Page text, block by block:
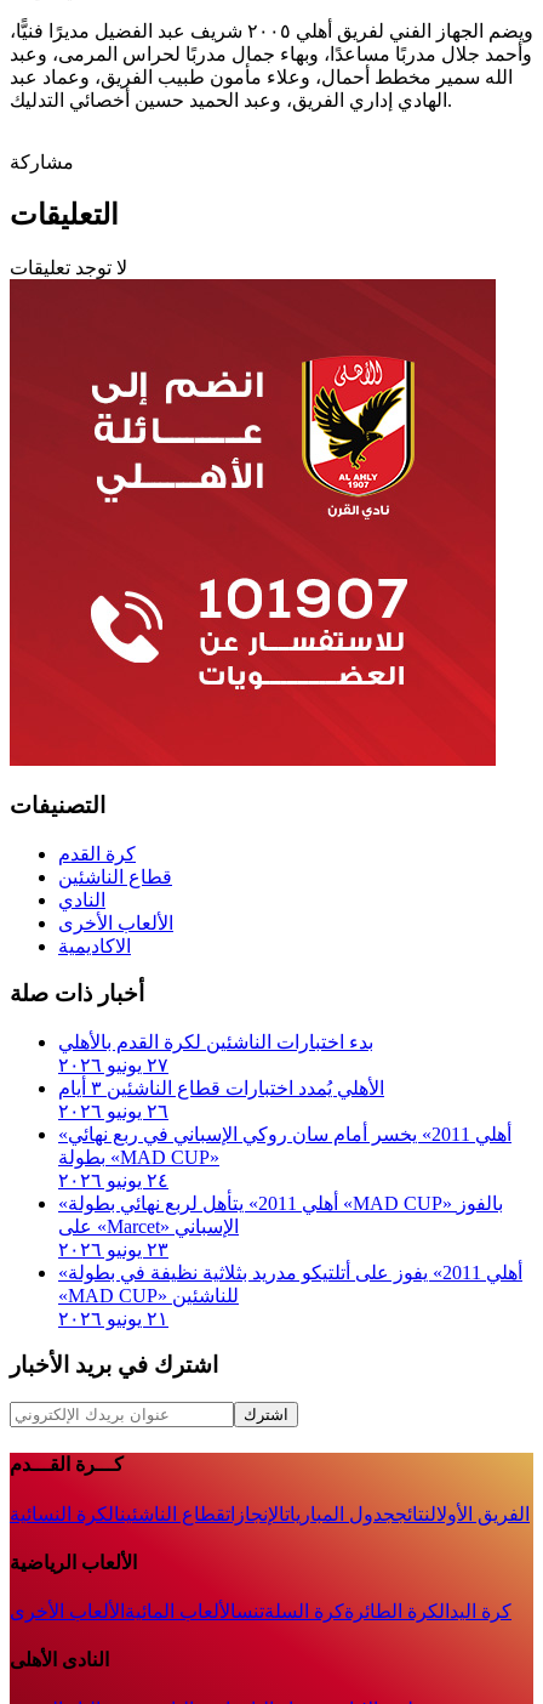
ويضم الجهاز الفني لفريق أهلي ٢٠٠٥ شريف عبد الفضيل مديرًا فنيًّا،
وأحمد جلال مدربًا مساعدًا، وبهاء جمال مدربًا لحراس المرمى، وعبد
الله سمير مخطط أحمال، وعلاء مأمون طبيب الفريق، وعماد عبد
الهادي إداري الفريق، وعبد الحميد حسين أخصائي التدليك.
مشاركة
التعليقات
لا توجد تعليقات
التصنيفات
كرة القدم
قطاع الناشئين
النادي
الألعاب الأخرى
الاكاديمية
أخبار ذات صلة
بدء اختبارات الناشئين لكرة القدم بالأهلي
٢٧ يونيو ٢٠٢٦
الأهلي يُمدد اختبارات قطاع الناشئين ٣ أيام
٢٦ يونيو ٢٠٢٦
«أهلي 2011» يخسر أمام سان روكي الإسباني في ربع نهائي
بطولة «MAD CUP»
٢٤ يونيو ٢٠٢٦
«أهلي 2011» يتأهل لربع نهائي بطولة «MAD CUP» بالفوز
على «Marcet» الإسباني
٢٣ يونيو ٢٠٢٦
«أهلي 2011» يفوز على أتلتيكو مدريد بثلاثية نظيفة في بطولة
«MAD CUP» للناشئين
٢١ يونيو ٢٠٢٦
اشترك في بريد الأخبار
اشترك
كـــرة القـــدم
الفريق الأولالنتائججدول المبارياتالإنجازاتقطاع الناشئينالكرة النسائية
الألعاب الرياضية
كرة اليد الكرة الطائرةكرة السلةتنسالألعاب المائية الألعاب الأخرى
النادى الأهلى